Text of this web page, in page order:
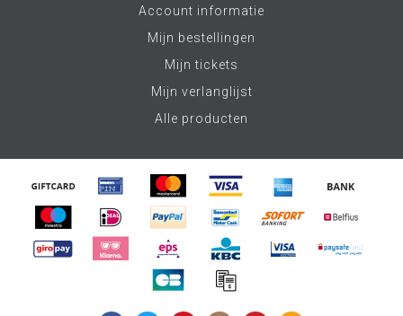
Account informatie
Mijn bestellingen
Mijn tickets
Mijn verlanglijst
Alle producten